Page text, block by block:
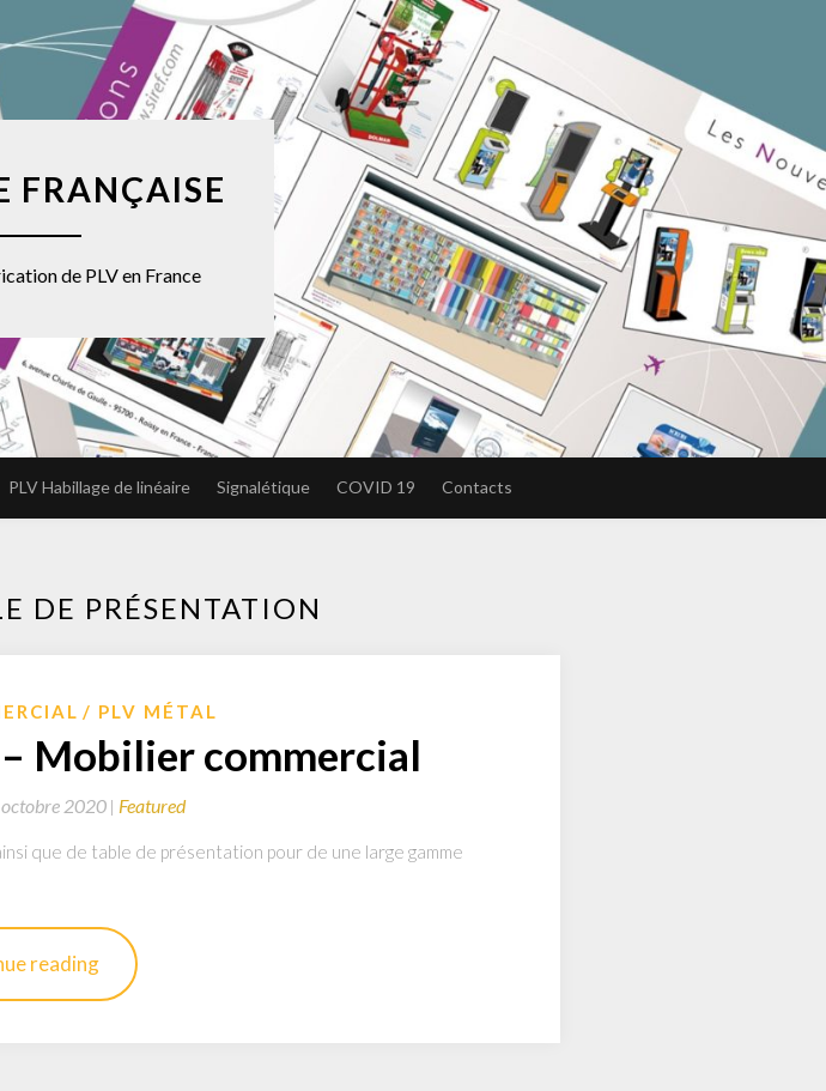
FRANÇAISE
de PLV en France
PLV Habillage de linéaire Signalétique COVID 19 Contacts
DE PRÉSENTATION
PLV MÉTAL
Mobilier commercial
2020 Featured
que de table de présentation pour de une large gamme
reading